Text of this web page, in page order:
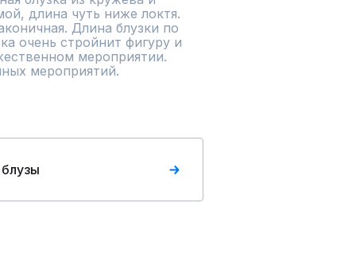
длина чуть ниже локтя.
Длина блузки по
очень стройнит фигуру и
мероприятии.
мероприятий.